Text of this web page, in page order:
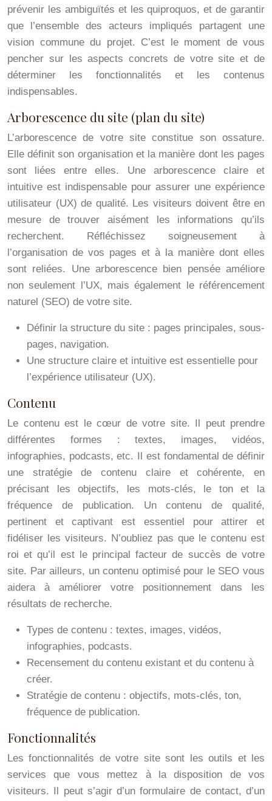
prévenir les ambiguïtés et les quiproquos, et de garantir
que l’ensemble des acteurs impliqués partagent une
vision commune du projet. C’est le moment de vous
pencher sur les aspects concrets de votre site et de
déterminer les fonctionnalités et les contenus
indispensables.
Arborescence du site (plan du site)
L’arborescence de votre site constitue son ossature.
Elle définit son organisation et la manière dont les pages
sont liées entre elles. Une arborescence claire et
intuitive est indispensable pour assurer une expérience
utilisateur (UX) de qualité. Les visiteurs doivent être en
mesure de trouver aisément les informations qu’ils
recherchent. Réfléchissez soigneusement à
l’organisation de vos pages et à la manière dont elles
sont reliées. Une arborescence bien pensée améliore
non seulement l’UX, mais également le référencement
naturel (SEO) de votre site.
Définir la structure du site : pages principales, sous-
pages, navigation.
Une structure claire et intuitive est essentielle pour
l’expérience utilisateur (UX).
Contenu
Le contenu est le cœur de votre site. Il peut prendre
différentes formes : textes, images, vidéos,
infographies, podcasts, etc. Il est fondamental de définir
une stratégie de contenu claire et cohérente, en
précisant les objectifs, les mots-clés, le ton et la
fréquence de publication. Un contenu de qualité,
pertinent et captivant est essentiel pour attirer et
fidéliser les visiteurs. N’oubliez pas que le contenu est
roi et qu’il est le principal facteur de succès de votre
site. Par ailleurs, un contenu optimisé pour le SEO vous
aidera à améliorer votre positionnement dans les
résultats de recherche.
Types de contenu : textes, images, vidéos,
infographies, podcasts.
Recensement du contenu existant et du contenu à
créer.
Stratégie de contenu : objectifs, mots-clés, ton,
fréquence de publication.
Fonctionnalités
Les fonctionnalités de votre site sont les outils et les
services que vous mettez à la disposition de vos
visiteurs. Il peut s’agir d’un formulaire de contact, d’un